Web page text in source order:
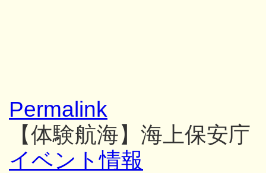
Permalink
【体験航海】海上保安
イベント情報